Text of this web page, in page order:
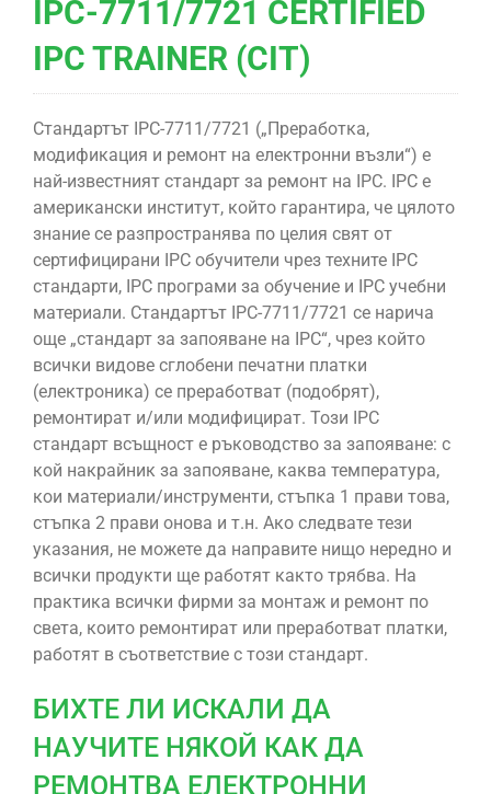
IPC-7711/7721 CERTIFIED
IPC TRAINER (CIT)
Стандартът IPC-7711/7721 („Преработка,
модификация и ремонт на електронни възли“) е
най-известният стандарт за ремонт на IPC. IPC е
американски институт, който гарантира, че цялото
знание се разпространява по целия свят от
сертифицирани IPC обучители чрез техните IPC
стандарти, IPC програми за обучение и IPC учебни
материали. Стандартът IPC-7711/7721 се нарича
още „стандарт за запояване на IPC“, чрез който
всички видове сглобени печатни платки
(електроника) се преработват (подобрят),
ремонтират и/или модифицират. Този IPC
стандарт всъщност е ръководство за запояване: с
кой накрайник за запояване, каква температура,
кои материали/инструменти, стъпка 1 прави това,
стъпка 2 прави онова и т.н. Ако следвате тези
указания, не можете да направите нищо нередно и
всички продукти ще работят както трябва. На
практика всички фирми за монтаж и ремонт по
света, които ремонтират или преработват платки,
работят в съответствие с този стандарт.
БИХТЕ ЛИ ИСКАЛИ ДА
НАУЧИТЕ НЯКОЙ КАК ДА
РЕМОНТВА ЕЛЕКТРОННИ